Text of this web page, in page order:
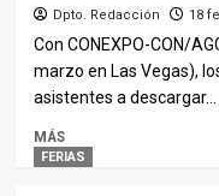
Dpto. Redacción 18
Con CONEXPO-CON/
marzo en Las Vegas),
asistentes a descargar...
MÁS
FERIAS